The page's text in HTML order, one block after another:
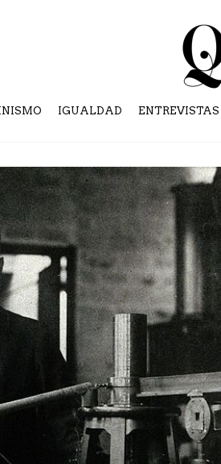
IGUALDAD ENTREVISTAS